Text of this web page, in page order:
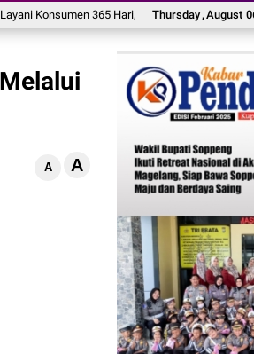
Thursday,August
Konsumen 365 Hari, Tambah Jadwal Layanan
A A